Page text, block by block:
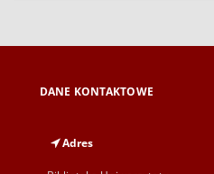
DANE KONTAKTOWE
Adres